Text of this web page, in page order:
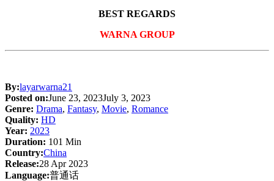
BEST REGARDS
WARNA GROUP
By:layarwarna21
Posted on:June 23, 2023July 3, 2023
Genre: Drama, Fantasy, Movie, Romance
Quality: HD
Year: 2023
Duration: 101 Min
Country:China
Release:28 Apr 2023
Language:普通话